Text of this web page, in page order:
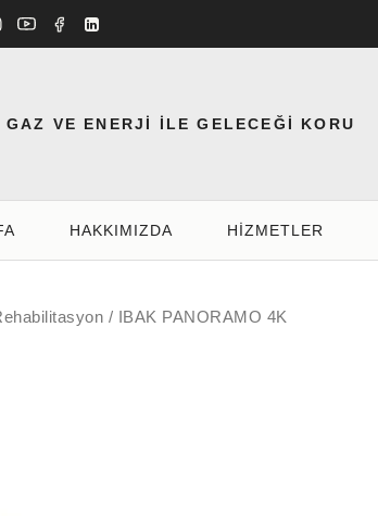
GAZ VE ENERJİ İLE GELECEĞİ KORU
HAKKIMIZDA HIZMETLER
/ IBAK PANORAMO 4K